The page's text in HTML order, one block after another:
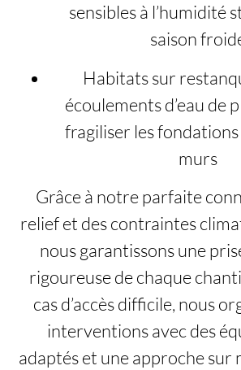
sensibles à l’humidité
saison
Habitats sur
écoulements d’eau de
fragiliser les fondations
murs
Grâce à notre parfaite
relief et des contraintes
nous garantissons une
rigoureuse de chaque
cas d’accès difficile, nous
interventions avec des
adaptés et une approche sur